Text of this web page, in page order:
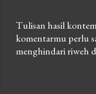
P
o
Tulisan hasil
komentarmu perlu
menghindari riweh